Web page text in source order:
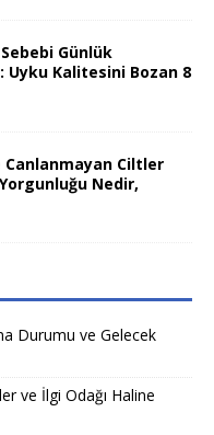
Günlük
Uyku Kalitesini Bozan 8
Canlanmayan Ciltler
Nedir,
Durumu ve Gelecek
ve İlgi Odağı Haline